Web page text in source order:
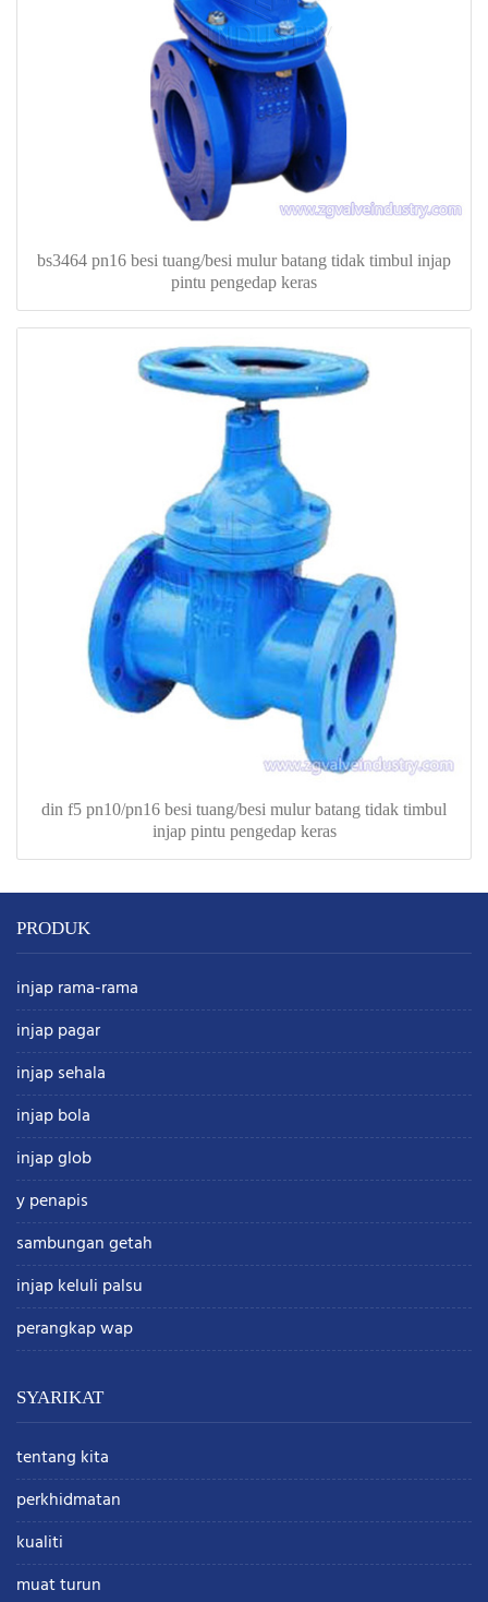
bs3464 pn16 besi tuang/besi mulur batang tidak timbul injap
pintu pengedap keras
din f5 pn10/pn16 besi tuang/besi mulur batang tidak timbul
injap pintu pengedap keras
PRODUK
injap rama-rama
injap pagar
injap sehala
injap bola
injap glob
y penapis
sambungan getah
injap keluli palsu
perangkap wap
SYARIKAT
tentang kita
perkhidmatan
kualiti
muat turun